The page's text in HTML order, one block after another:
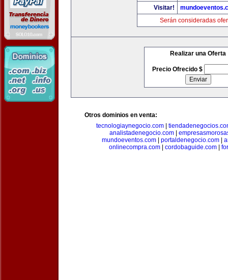
Visitar!
Serán consideradas
Realizar una Oferta
Precio Ofrecido $
Otros dominios en venta:
tecnologiaynegocio.com
analistadenegocio.com
mundoeventos.com| portaldenegocio.com|
onlinecompra.com| cordobaguide.com|